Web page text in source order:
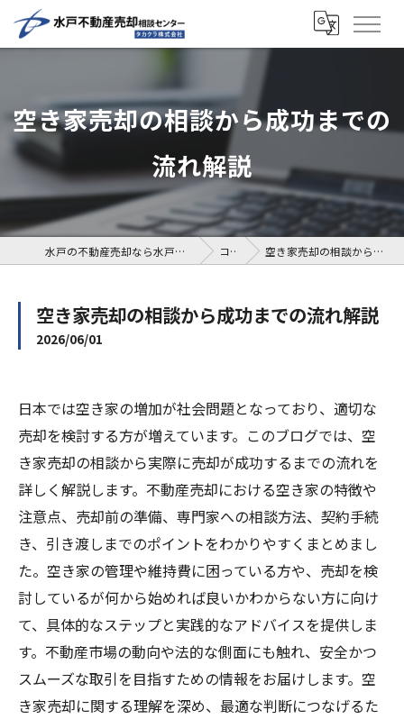
空き家売却の相談から成功までの
流れ解説
水戸の不動産売却なら水戸不動産売却相談センター コラム 空き家売却の相談から成功までの流れ解説
空き家売却の相談から成功までの流れ解説
2026/06/01
日本では空き家の増加が社会問題となっており、適切な
売却を検討する方が増えています。このブログでは、空
き家売却の相談から実際に売却が成功するまでの流れを
詳しく解説します。不動産売却における空き家の特徴や
注意点、売却前の準備、専門家への相談方法、契約手続
き、引き渡しまでのポイントをわかりやすくまとめまし
た。空き家の管理や維持費に困っている方や、売却を検
討しているが何から始めれば良いかわからない方に向け
て、具体的なステップと実践的なアドバイスを提供しま
す。不動産市場の動向や法的な側面にも触れ、安全かつ
スムーズな取引を目指すための情報をお届けします。空
き家売却に関する理解を深め、最適な判断につなげるた